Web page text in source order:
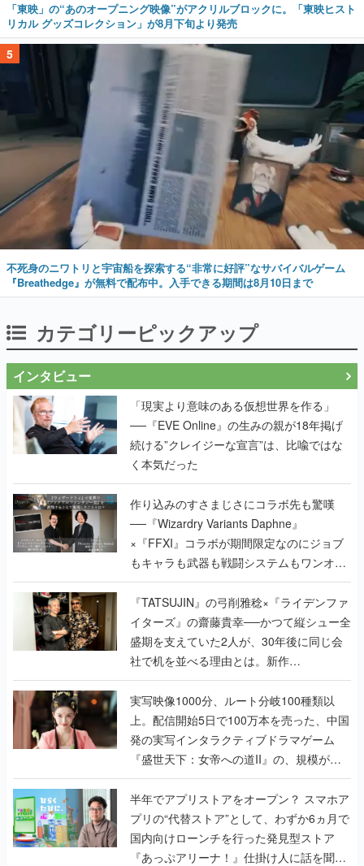
「東映」の“あのオープニング映像”がアクリルブロックに。「東映ヒスト
リカル グッズコレクション」が8月下旬より発売
5
不死身のニワトリと宇宙船を探索する“非常に好評”なサバイバルゲーム
『Breathedge』が無料で配布中。入手できる期間は8月10日まで
カテゴリーピックアップ
インタビュー
「現実より意味のある仮想世界を作る」
──『EVE Online』の生みの親が18年掲げ
続ける”クレイジーな宣言”は、比喩ではな
く本気だった
作り込みのすさまじさにコラボ先も驚嘆
──『Wizardry Variants Daphne』
×『FFXI』コラボが期間限定なのにジョブ
もキャラも武器も戦闘システムもワンオフ
で作り込まれた理由を両ディレクターに聞
く
『TATSUJIN』の弓削雅稔×『ライデンファ
イターズ』の齋藤貴幸──かつて縦シュー全
盛期を支えていた2人が、30年後に同じ会
社で机を並べる理由とは。新作
『TATSUJIN EXTREME』で初タッグを組
んだレジェンド2人に訊く開発秘話
実写映像1000分、ルート分岐100種類以
上。配信開始5日で100万本を売った、中国
発の実写インタラクティブドラマゲーム
『盛世天下：女帝への道II』の、規模が違
うこだわりをプロデューサーに聞いた
半年でアプリストアをオープン？ スマホア
プリの“代替ストア”として、わずか6ヵ月で
国内向けローンチを行った発見型ストア
『あっぷアリーナ！』仕掛け人に話を聞い